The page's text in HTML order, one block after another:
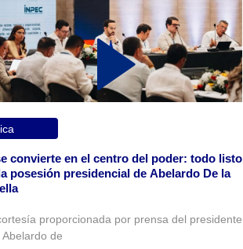
convierte en el centro del poder: todo listo
posesión presidencial de Abelardo De la
proporcionada por prensa del presidente
Abelardo de